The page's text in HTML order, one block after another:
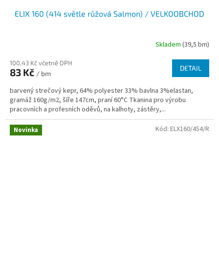
ELIX 160 (414 světle růžová Salmon) / VELKOOBCHOD
Skladem (39,5 bm)
100,43 Kč včetně DPH
83 Kč / bm
DETAIL
barvený strečový kepr, 64% polyester 33% bavlna 3%elastan,
gramáž 160g/m2, šíře 147cm, praní 60°C Tkanina pro výrobu
pracovních a profesních oděvů, na kalhoty, zástěry,...
Novinka Kód: ELX160/454/R